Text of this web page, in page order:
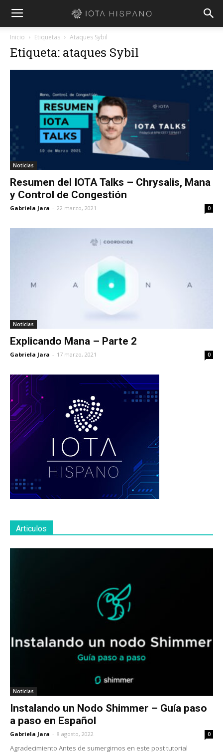
Inicio Etiquetas Ataques Sybil
Etiqueta: ataques Sybil
Noticias
Resumen del IOTA Talks – Chrysalis, Mana
y Control de Congestión
Gabriela Jara - 22 marzo, 2021 0
Noticias
Explicando Mana – Parte 2
Gabriela Jara - 17 marzo, 2021 0
Articulos
Noticias
Instalando un Nodo Shimmer – Guía paso
a paso en Español
Gabriela Jara - 8 agosto, 2022 0
Agradecimiento Antes de sumergirnos en este post tutorial